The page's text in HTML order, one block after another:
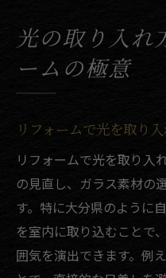
光の取り入れ
ームの極意
リフォームで光を取り
リフォームで光を取り入
の見直し、ガラス素材の
す。特に大分県のように
を室内に取り込むことで
囲気を演出できます。例